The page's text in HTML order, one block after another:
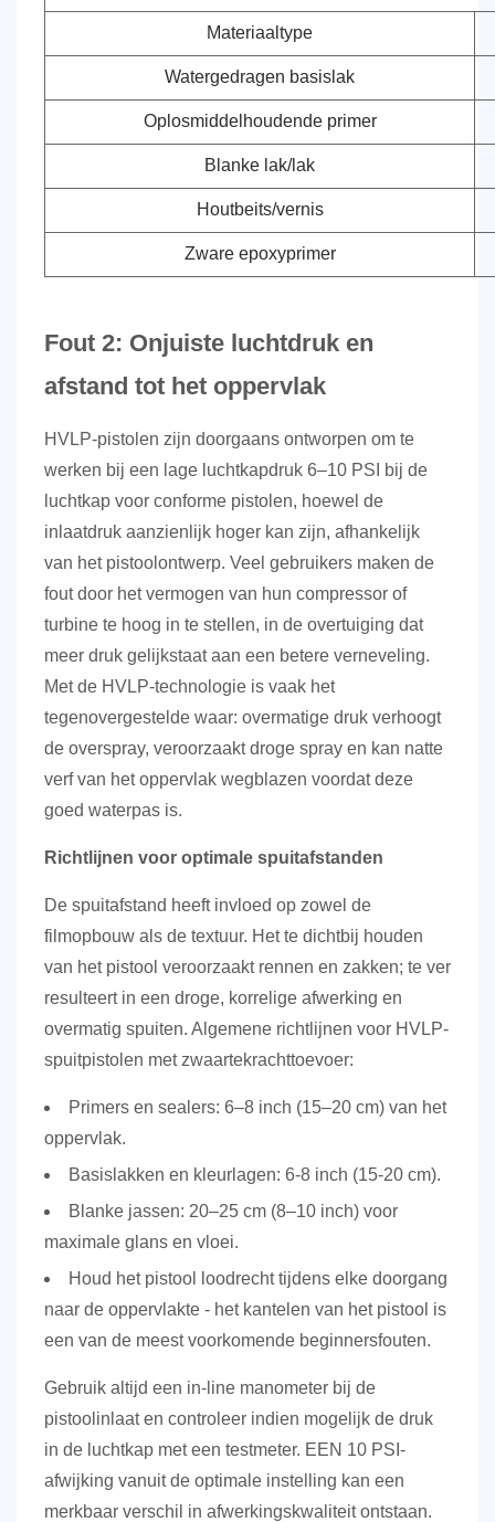
Materiaaltype
Watergedragen basislak
Oplosmiddelhoudende primer
Blanke lak/lak
Houtbeits/vernis
Zware epoxyprimer
Fout 2: Onjuiste luchtdruk en
afstand tot het oppervlak
HVLP-pistolen zijn doorgaans ontworpen om te
werken bij een lage luchtkapdruk 6–10 PSI bij de
luchtkap voor conforme pistolen, hoewel de
inlaatdruk aanzienlijk hoger kan zijn, afhankelijk
van het pistoolontwerp. Veel gebruikers maken de
fout door het vermogen van hun compressor of
turbine te hoog in te stellen, in de overtuiging dat
meer druk gelijkstaat aan een betere verneveling.
Met de HVLP-technologie is vaak het
tegenovergestelde waar: overmatige druk verhoogt
de overspray, veroorzaakt droge spray en kan natte
verf van het oppervlak wegblazen voordat deze
goed waterpas is.
Richtlijnen voor optimale spuitafstanden
De spuitafstand heeft invloed op zowel de
filmopbouw als de textuur. Het te dichtbij houden
van het pistool veroorzaakt rennen en zakken; te ver
resulteert in een droge, korrelige afwerking en
overmatig spuiten. Algemene richtlijnen voor HVLP-
spuitpistolen met zwaartekrachttoevoer:
Primers en sealers: 6–8 inch (15–20 cm) van het
oppervlak.
Basislakken en kleurlagen: 6-8 inch (15-20 cm).
Blanke jassen: 20–25 cm (8–10 inch) voor
maximale glans en vloei.
Houd het pistool
loodrechttijdens elke doorgang
naar de oppervlakte - het kantelen van het pistool is
een van de meest voorkomende beginnersfouten.
Gebruik altijd een in-line manometer bij de
pistoolinlaat en controleer indien mogelijk de druk
in de luchtkap met een testmeter. EEN 10 PSI-
afwijking vanuit de optimale instelling kan een
merkbaar verschil in afwerkingskwaliteit ontstaan.